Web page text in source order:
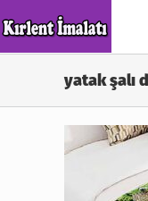
to
content
yatak şalı